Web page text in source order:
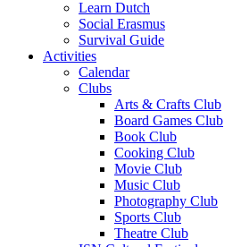
Learn Dutch
Social Erasmus
Survival Guide
Activities
Calendar
Clubs
Arts & Crafts Club
Board Games Club
Book Club
Cooking Club
Movie Club
Music Club
Photography Club
Sports Club
Theatre Club